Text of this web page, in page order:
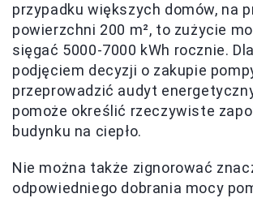
przypadku większych domów, na
powierzchni 200 m², to zużycie
sięgać 5000-7000 kWh rocznie.
podjęciem decyzji o zakupie
przeprowadzić audyt
pomoże określić rzeczywiste
budynku na ciepło.
Nie można także zignorować
odpowiedniego dobrania mocy